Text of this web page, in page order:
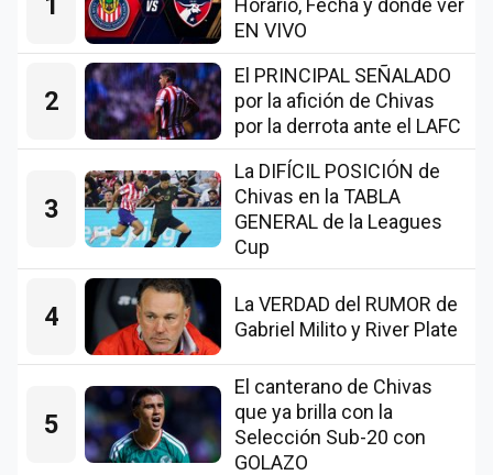
Horario, Fecha y dónde ver
EN VIVO
2
El PRINCIPAL SEÑALADO
por la afición de Chivas
por la derrota ante el LAFC
3
La DIFÍCIL POSICIÓN de
Chivas en la TABLA
GENERAL de la Leagues
Cup
4
La VERDAD del RUMOR de
Gabriel Milito y River Plate
5
El canterano de Chivas
que ya brilla con la
Selección Sub-20 con
GOLAZO